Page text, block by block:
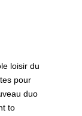
loisir du
pour
duo
to